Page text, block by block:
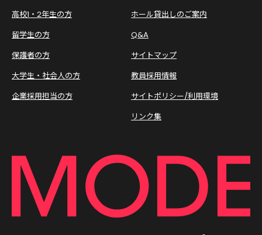
高校1・2年生の方
留学生の方
保護者の方
大学生・社会人の方
企業採用担当の方
ホール貸出しのご案内
Q&A
サイトマップ
教員採用情報
サイトポリシー/利用環境
リンク集